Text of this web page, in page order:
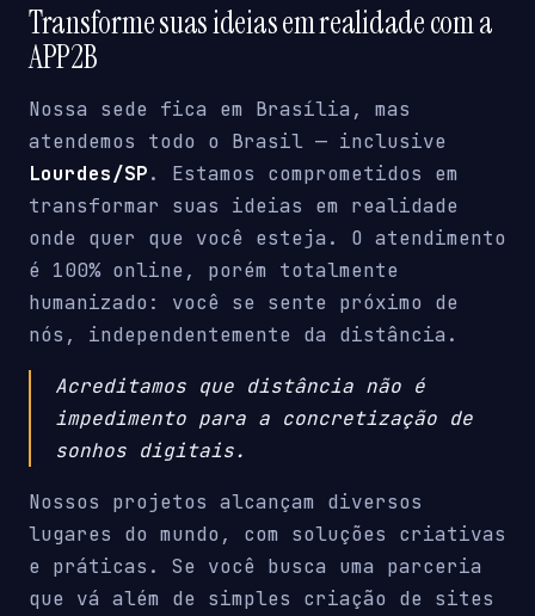
Transforme suas ideias em realidade com a
APP2B
Nossa sede fica em Brasília, mas
atendemos todo o Brasil — inclusive
Lourdes/SP. Estamos comprometidos em
transformar suas ideias em realidade
onde quer que você esteja. O atendimento
é 100% online, porém totalmente
humanizado: você se sente próximo de
nós, independentemente da distância.
Acreditamos que distância não é
impedimento para a concretização de
sonhos digitais.
Nossos projetos alcançam diversos
lugares do mundo, com soluções criativas
e práticas. Se você busca uma parceria
que vá além de simples criação de sites